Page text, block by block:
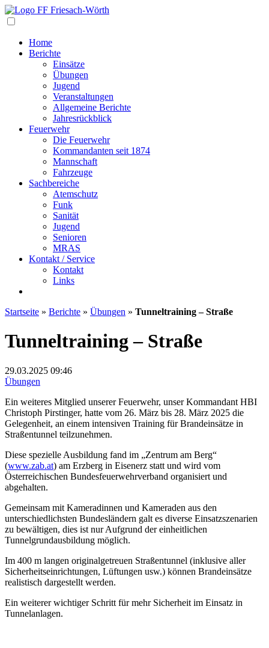
Home
Berichte
Einsätze
Übungen
Jugend
Veranstaltungen
Allgemeine Berichte
Jahresrückblick
Feuerwehr
Die Feuerwehr
Kommandanten seit 1874
Mannschaft
Fahrzeuge
Sachbereiche
Atemschutz
Funk
Sanität
Jugend
Senioren
MRAS
Kontakt / Service
Kontakt
Links
Startseite » Berichte » Übungen » Tunneltraining – Straße
Tunneltraining – Straße
29.03.2025 09:46
Übungen
Ein weiteres Mitglied unserer Feuerwehr, unser Kommandant HBI
Christoph Pirstinger, hatte vom 26. März bis 28. März 2025 die
Gelegenheit, an einem intensiven Training für Brandeinsätze in
Straßentunnel teilzunehmen.
Diese spezielle Ausbildung fand im „Zentrum am Berg“
(www.zab.at) am Erzberg in Eisenerz statt und wird vom
Österreichischen Bundesfeuerwehrverband organisiert und
abgehalten.
Gemeinsam mit Kameradinnen und Kameraden aus den
unterschiedlichsten Bundesländern galt es diverse Einsatzszenarien
zu bewältigen, dies ist nur Aufgrund der einheitlichen
Tunnelgrundausbildung möglich.
Im 400 m langen originalgetreuen Straßentunnel (inklusive aller
Sicherheitseinrichtungen, Lüftungen usw.) können Brandeinsätze
realistisch dargestellt werden.
Ein weiterer wichtiger Schritt für mehr Sicherheit im Einsatz in
Tunnelanlagen.